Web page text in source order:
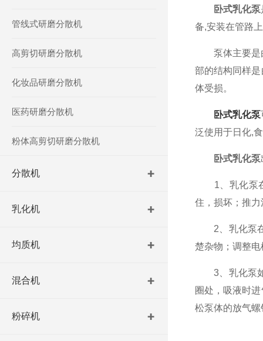
管线式研磨分散机
高剪切研磨分散机
化妆品研磨分散机
医药研磨分散机
粉体高剪切研磨分散机
分散机
乳化机
均质机
混合机
粉碎机
卧式乳化泵
备,安装在管路
泵体主要是由
部的结构同样
体受损。
卧式乳化泵
泛使用于日化,
卧式乳化泵
1、乳化泵在
住，损坏；推
2、乳化泵在
楚杂物；调整
3、乳化泵如
圈处，吸液时
松泵体的放气